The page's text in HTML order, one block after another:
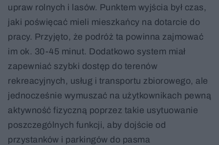
upraw rolnych i lasów. Punktem wyjścia był czas,
jaki poświęcać mieli mieszkańcy na dotarcie do
pracy. Przyjęto, że podróż ta powinna zajmować
im ok. 30-45 minut. Dodatkowo system miał
zapewniać szybki dostęp do terenów
rekreacyjnych, usług i transportu zbiorowego, ale
jednocześnie wymuszać na użytkownikach pewną
aktywność fizyczną poprzez takie usytuowanie
poszczególnych funkcji, aby dojście od
przystanków i parkingów do pasma